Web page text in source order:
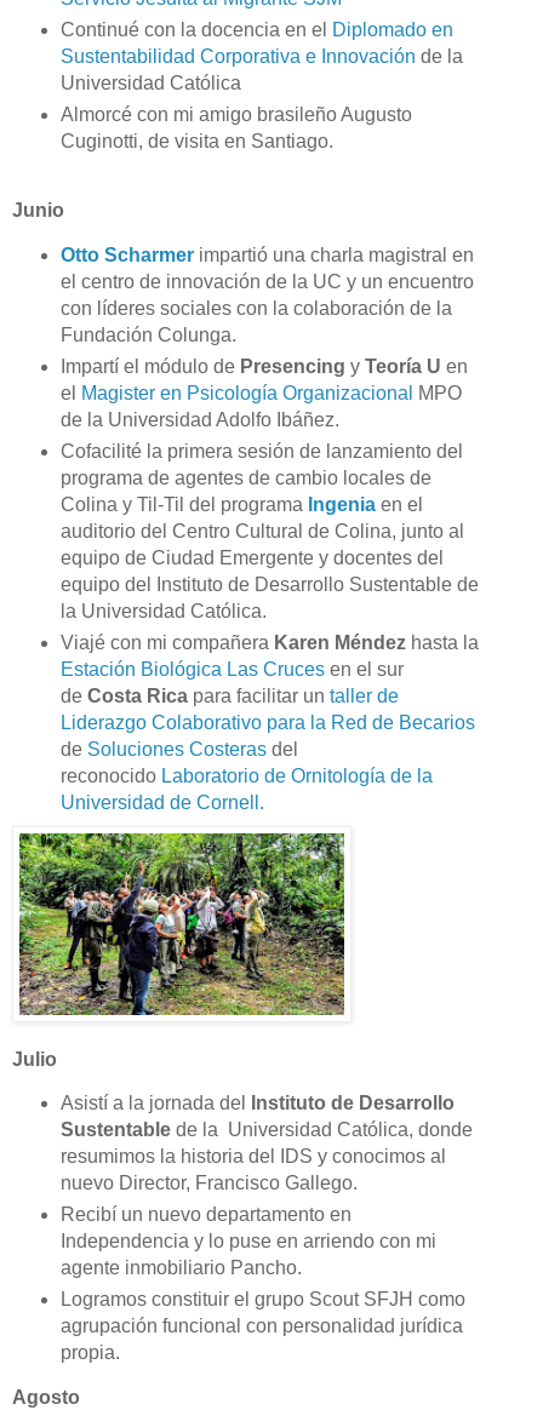
Continué con la docencia en el Diplomado en
Sustentabilidad Corporativa e Innovación de la
Universidad Católica
Almorcé con mi amigo brasileño Augusto
Cuginotti, de visita en Santiago.
Junio
Otto Scharmerimpartió una charla magistral en
el centro de innovación de la UC y un encuentro
con líderes sociales con la colaboración de la
Fundación Colunga.
Impartí el módulo de Presencing y Teoría U en
el Magister en Psicología Organizacional
MPO
de la Universidad Adolfo Ibáñez.
Cofacilité la primera sesión de lanzamiento del
programa de agentes de cambio locales de
Colina y Til-Til del programa Ingenia en el
auditorio del Centro Cultural de Colina, junto al
equipo de Ciudad Emergente y docentes del
equipo del Instituto de Desarrollo Sustentable de
la Universidad Católica.
Viajé con mi compañera Karen Méndezhasta la
Estación Biológica Las Crucesen el sur
de Costa Ricapara facilitar un taller de
Liderazgo Colaborativo para la Red de Becarios
de Soluciones Costerasdel
reconocido Laboratorio de Ornitología de la
Universidad de Cornell.
Julio
Asistí a la jornada del
Instituto de Desarrollo
Sustentablede la Universidad Católica, donde
resumimos la historia del IDS y conocimos al
nuevo Director, Francisco Gallego.
Recibí un nuevo departamento en
Independencia y lo puse en arriendo con mi
agente inmobiliario Pancho.
Logramos constituir el grupo Scout SFJH como
agrupación funcional con personalidad jurídica
propia.
Agosto